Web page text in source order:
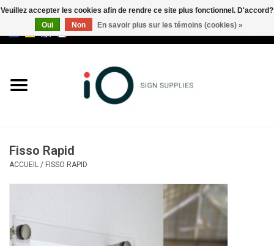
Marques
Appelez-nous au +32 3 353 67
Fisso Rapid
ACCUEIL / FISSO RAPID
Veuillez accepter les cookies afin de rendre ce site plus fonctionnel. D'accord?
Oui
Non En savoir plus sur les témoins (cookies) »